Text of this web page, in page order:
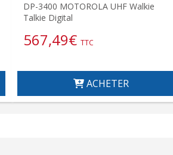
DP-3400 MOTOROLA UHF Walkie
Talkie Digital
567,49€ TTC
ACHETER